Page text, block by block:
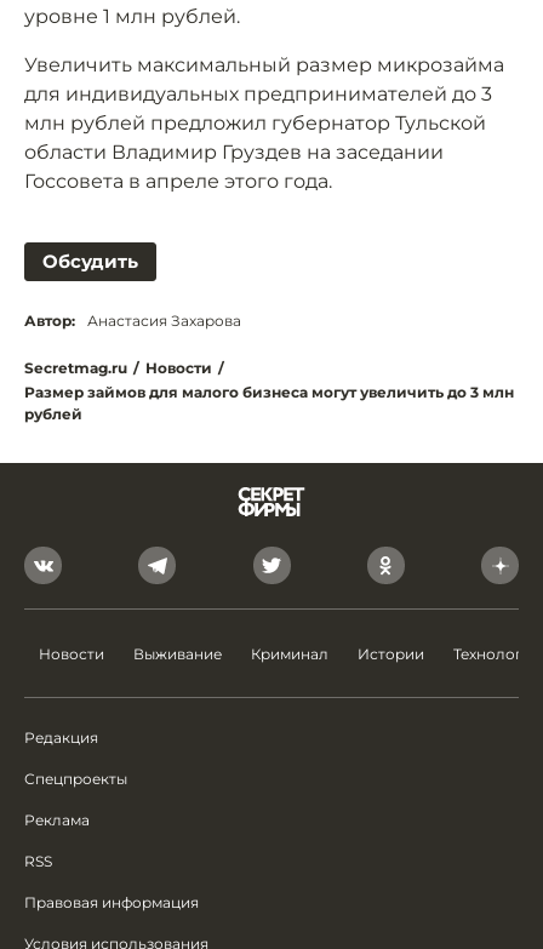
уровне 1 млн рублей.
Увеличить максимальный размер микрозайма
для индивидуальных предпринимателей до 3
млн рублей предложил губернатор Тульской
области Владимир Груздев на заседании
Госсовета в апреле этого года.
Обсудить
Автор: Анастасия Захарова
Secretmag.ru / Новости /
Размер займов для малого бизнеса могут увеличить до 3 млн
рублей
Новости Выживание Криминал Истории Технологии
Редакция
Спецпроекты
Реклама
RSS
Правовая информация
Условия использования